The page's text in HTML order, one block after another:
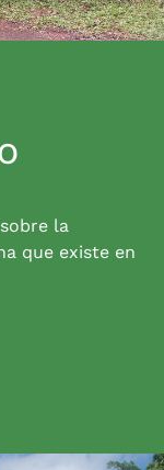
la
que existe en